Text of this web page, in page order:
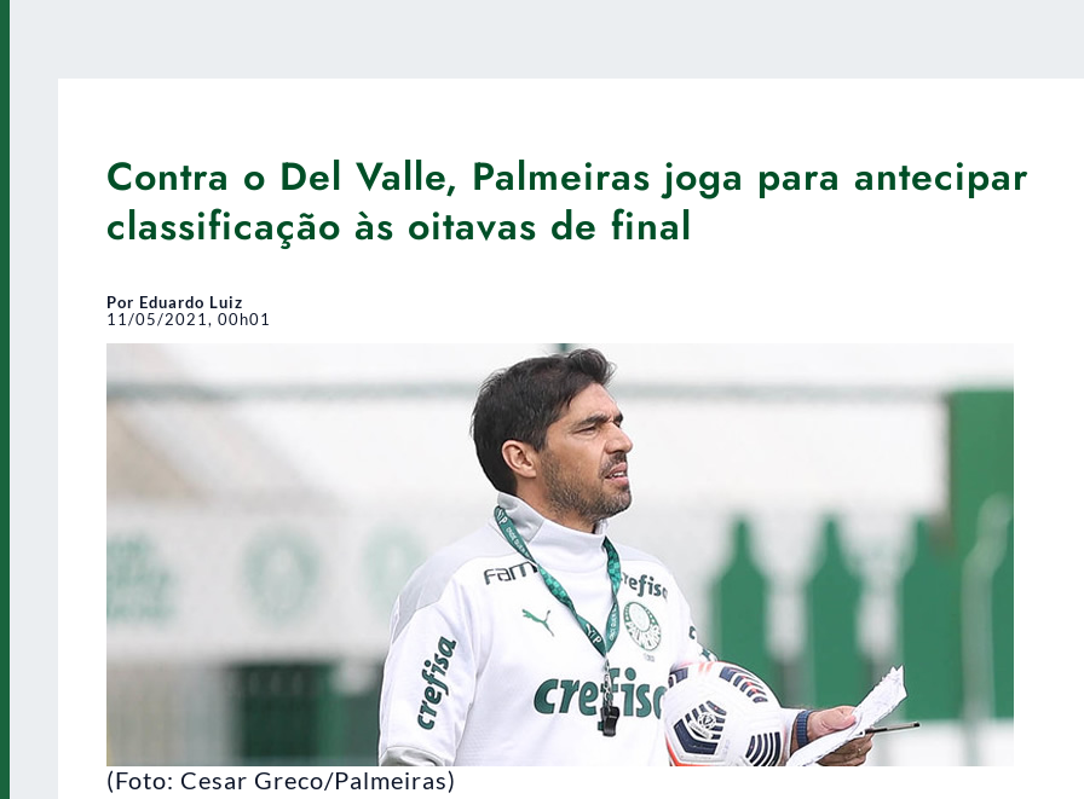
Contra o Del Valle, Palmeiras joga para antecipar
classificação às oitavas de final
Por Eduardo Luiz
11/05/2021, 00h01
(Foto: Cesar Greco/Palmeiras)